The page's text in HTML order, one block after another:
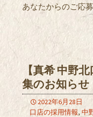
あなたからのご応
【真希 中野
集のお知ら
2022年6月28日
口店の採用情報, 中